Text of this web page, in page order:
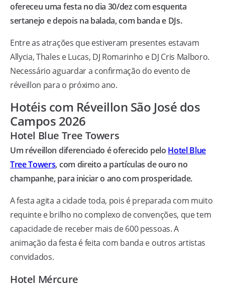
ofereceu uma festa no dia 30/dez com esquenta
sertanejo e depois na balada, com banda e DJs.
Entre as atrações que estiveram presentes estavam
Allycia, Thales e Lucas, DJ Romarinho e DJ Cris Malboro.
Necessário aguardar a confirmação do evento de
réveillon para o próximo ano.
Hotéis com Réveillon São José dos
Campos 2026
Hotel Blue Tree Towers
Um réveillon diferenciado é oferecido pelo Hotel Blue
Tree Towers, com direito a partículas de ouro no
champanhe, para iniciar o ano com prosperidade.
A festa agita a cidade toda, pois é preparada com muito
requinte e brilho no complexo de convenções, que tem
capacidade de receber mais de 600 pessoas. A
animação da festa é feita com banda e outros artistas
convidados.
Hotel Mércure